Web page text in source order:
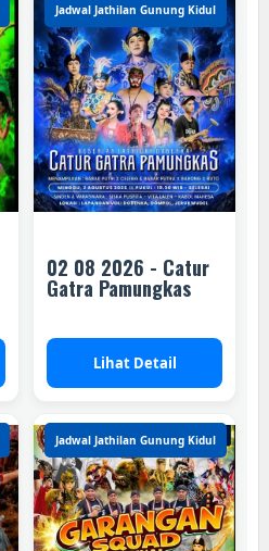
Jadwal Jathilan Gunung Kidul
02 08 2026 - Catur
Gatra Pamungkas
Lihat Detail
Jadwal Jathilan Gunung Kidul